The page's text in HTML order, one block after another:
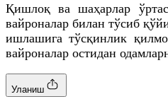
Қишлоқ ва шаҳарлар
вайроналар билан тўсиб
ишлашига тўсқинлик
вайроналар остидан
Уланиш